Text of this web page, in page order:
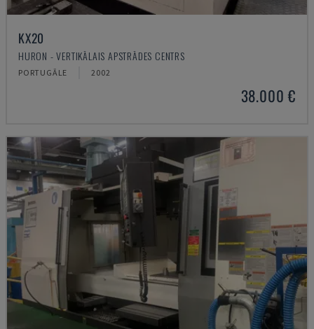
KX20
HURON - VERTIKĀLAIS APSTRĀDES CENTRS
PORTUGĀLE 2002
38.000 €